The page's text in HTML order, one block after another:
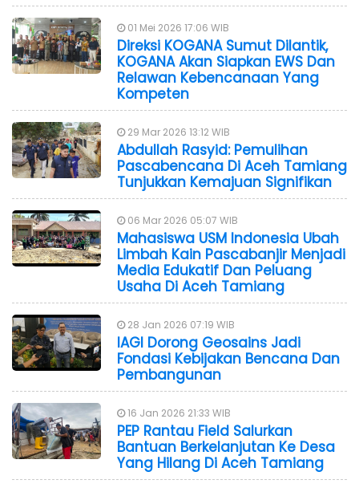
01 Mei 2026 17:06 WIB
Direksi KOGANA Sumut Dilantik,
KOGANA Akan Siapkan EWS Dan
Relawan Kebencanaan Yang
Kompeten
29 Mar 2026 13:12 WIB
Abdullah Rasyid: Pemulihan
Pascabencana Di Aceh Tamiang
Tunjukkan Kemajuan Signifikan
06 Mar 2026 05:07 WIB
Mahasiswa USM Indonesia Ubah
Limbah Kain Pascabanjir Menjadi
Media Edukatif Dan Peluang
Usaha Di Aceh Tamiang
28 Jan 2026 07:19 WIB
IAGI Dorong Geosains Jadi
Fondasi Kebijakan Bencana Dan
Pembangunan
16 Jan 2026 21:33 WIB
PEP Rantau Field Salurkan
Bantuan Berkelanjutan Ke Desa
Yang Hilang Di Aceh Tamiang